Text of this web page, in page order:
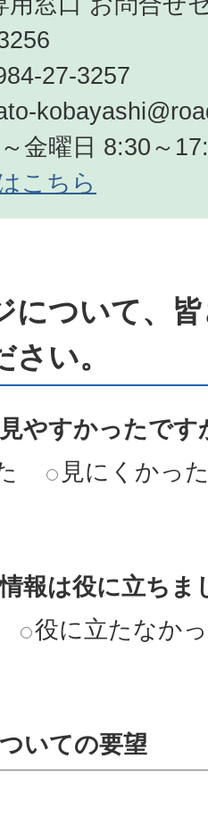
27-3257
～金曜日 8:30～
こちら
について、
い。
やすかったです
見にくかっ
報は役に立ちま
役に立たなか
いての要望